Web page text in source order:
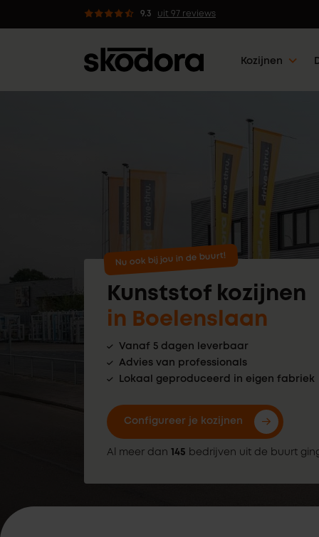
9.3 uit 97 reviews
5 werkdagen klaar
Kozijnen
Nu ook bij jou in de buurt!
Kunststof kozijnen
in Boelenslaan
Vanaf 5 dagen leverbaar
Advies van professionals
Lokaal geproduceerd in eigen fabriek
Configureer je kozijnen
Al meer dan 145 bedrijven uit de buurt